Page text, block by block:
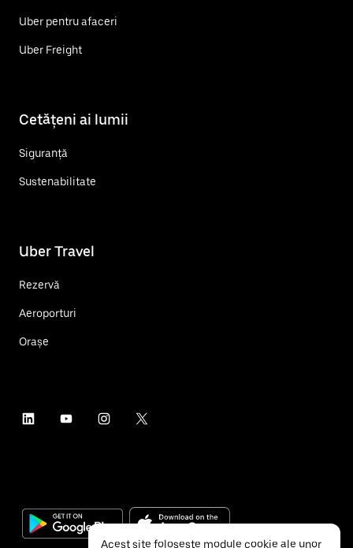
Uber pentru afaceri
Uber Freight
Cetățeni ai lumii
Siguranță
Sustenabilitate
Uber Travel
Rezervă
Aeroporturi
Orașe
Acest site folosește module cookie ale unor